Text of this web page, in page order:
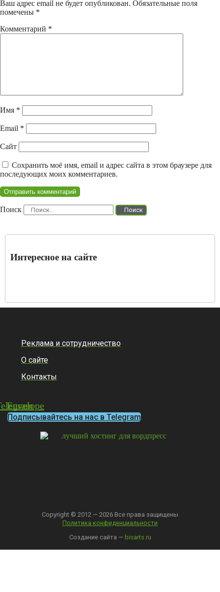
Ваш адрес email не будет опубликован. Обязательные поля
помечены *
Комментарий *
Имя *
Email *
Сайт
Сохранить моё имя, email и адрес сайта в этом браузере для
последующих моих комментариев.
Поиск Поиск
Интересное на сайте
Реклама и сотрудничество
О сайте
Контакты
Envelope
Подписывайтесь на нас в Telegram
Copyright © 2012 — 2026 Все права защищены
Политика конфиденциальности
Создание сайта — bisarts.ru